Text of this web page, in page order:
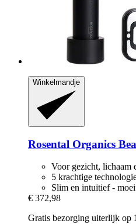
Winkelmandje
Rosental Organics
Voor gezicht, lichaam
5 krachtige
Slim en intuïtief -
€ 372,98
Gratis bezorging uiterlijk op